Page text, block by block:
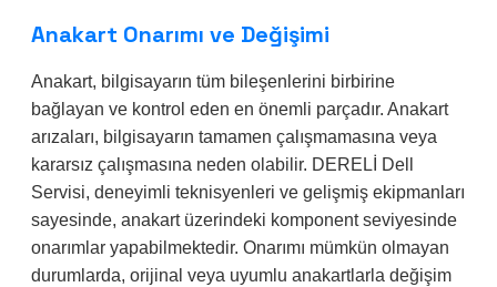
Anakart Onarımı ve Değişimi
Anakart, bilgisayarın tüm bileşenlerini birbirine
bağlayan ve kontrol eden en önemli parçadır. Anakart
arızaları, bilgisayarın tamamen çalışmamasına veya
kararsız çalışmasına neden olabilir. DERELİ Dell
Servisi, deneyimli teknisyenleri ve gelişmiş ekipmanları
sayesinde, anakart üzerindeki komponent seviyesinde
onarımlar yapabilmektedir. Onarımı mümkün olmayan
durumlarda, orijinal veya uyumlu anakartlarla değişim